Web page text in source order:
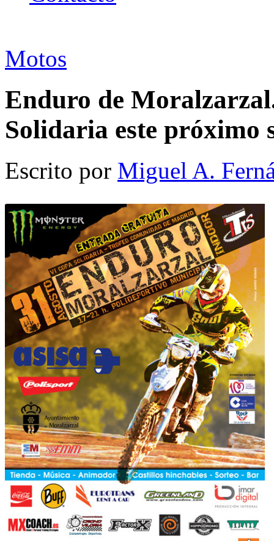
Motos
Enduro de
Solidaria este próximo
Escrito por Miguel A.